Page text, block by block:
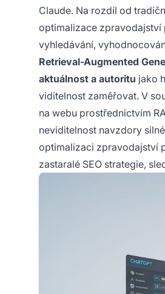
Claude. Na rozdíl od
optimalizace zpravodajství
vyhledávání,
Retrieval-Augmented
aktuálnost a autoritu jako
viditelnost zaměřovat. V
na webu prostřednictvím
neviditelnost navzdory
optimalizaci zpravodajství
zastaralé SEO strategie,